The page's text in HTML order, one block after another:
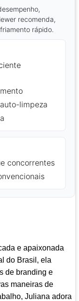
recomenda,
rápido.
limpeza
concorrentes
e apaixonada
do Brasil, ela
de branding e
maneiras de
Juliana adora